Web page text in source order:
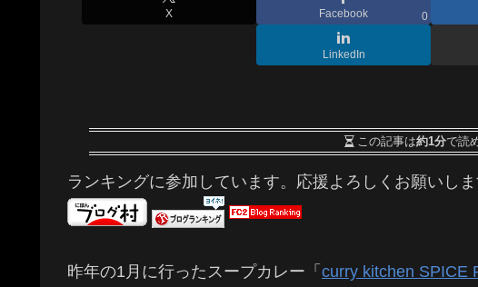
X Facebook 0
LinkedIn
この記事は約1分で読
ランキングに参加しています。応援よろしくお願いしま
昨年の1月に行ったスープカレー「 curry kitchen SPICE